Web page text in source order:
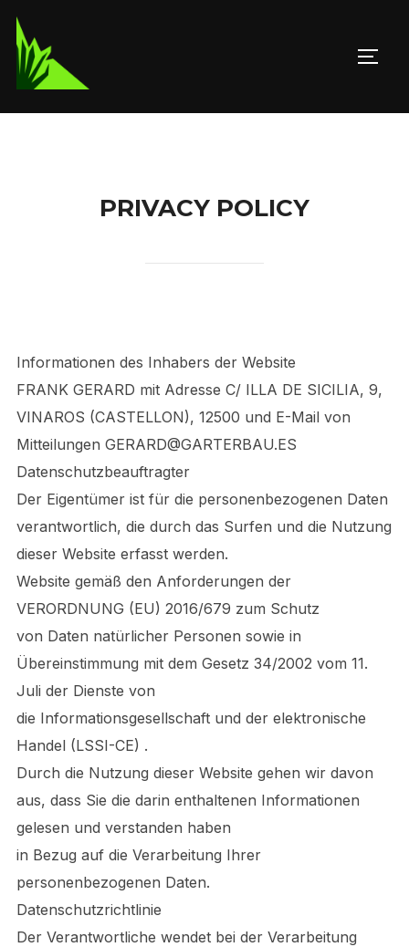
Saltar
contenido
PRIVACY POLICY
Informationen des Inhabers der Website
FRANK GERARD mit Adresse C/ ILLA DE SICILIA, 9,
VINAROS (CASTELLON), 12500 und E-Mail von
Mitteilungen GERARD@GARTERBAU.ES
Datenschutzbeauftragter
Der Eigentümer ist für die personenbezogenen Daten
verantwortlich, die durch das Surfen und die Nutzung
dieser Website erfasst werden.
Website gemäß den Anforderungen der
VERORDNUNG (EU) 2016/679 zum Schutz
von Daten natürlicher Personen sowie in
Übereinstimmung mit dem Gesetz 34/2002 vom 11.
Juli der Dienste von
die Informationsgesellschaft und der elektronische
Handel (LSSI-CE) .
Durch die Nutzung dieser Website gehen wir davon
aus, dass Sie die darin enthaltenen Informationen
gelesen und verstanden haben
in Bezug auf die Verarbeitung Ihrer
personenbezogenen Daten.
Datenschutzrichtlinie
Der Verantwortliche wendet bei der Verarbeitung